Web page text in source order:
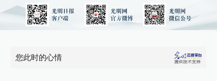
您此时的心情